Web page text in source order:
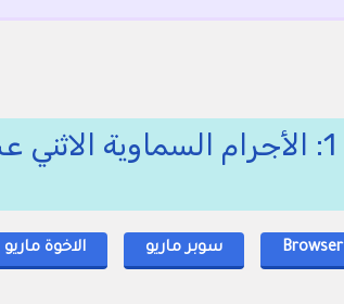
🍄🌟 العاب نيو سوبر ماريو وورلد 1: الأجرام
Browser سوبر ماريو الاخوة ماريو